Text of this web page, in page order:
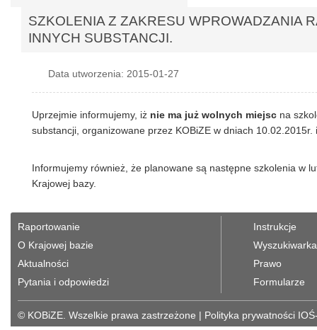
SZKOLENIA Z ZAKRESU WPROWADZANIA
INNYCH SUBSTANCJI.
Data utworzenia: 2015-01-27
Uprzejmie informujemy, iż nie ma już wolnych miejsc na
substancji, organizowane przez KOBiZE w dniach 10.02.2015r.
Informujemy również, że planowane są następne szkolenia w
Krajowej bazy.
Raportowanie
O Krajowej bazie
Aktualności
Pytania i odpowiedzi
Instrukcje
Prawo
Formularze
© KOBiZE. Wszelkie prawa zastrzeżone | Polityka prywatności